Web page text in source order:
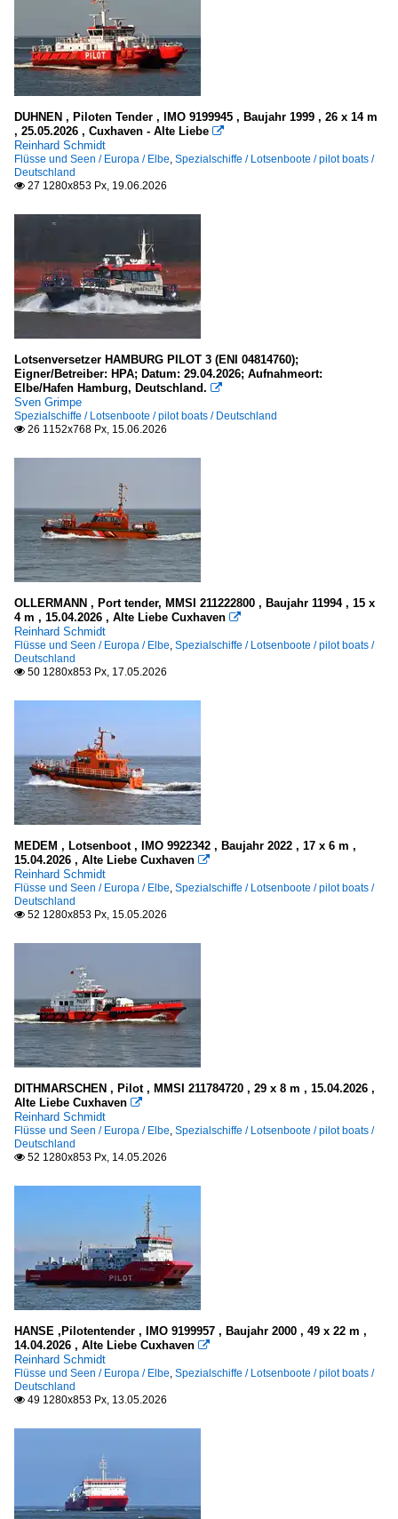
Autotransporter / vehicles carrier
A
D
H
M
P - Q
Containerschiffe
C
E
L
M
S
Fahrgastschiffe
H
Kreuzfahrt-/ Passagierschiffe
C
M
U
B
C
E
F
G
I
K
L
O
R
S
X - Y - Z
Offshore-Versorgungs- und Hilfsschiffe
E
Passagier- und RoRo-Frachtschiffe (Fahrzeugfähren)
A
D
P - Q
STENA ...
Sonstige
DUHNEN , Piloten Tender , IMO 9199945 , Baujahr 1999 , 26 x 14 m
, 25.05.2026 , Cuxhaven - Alte Liebe 
Reinhard Schmidt
Flüsse und Seen / Europa / Elbe, Spezialschiffe / Lotsenboote / pilot boats /
Deutschland
 27 1280x853 Px, 19.06.2026
Lotsenversetzer HAMBURG PILOT 3 (ENI 04814760);
Eigner/Betreiber: HPA; Datum: 29.04.2026; Aufnahmeort:
Elbe/Hafen Hamburg, Deutschland. 
Sven Grimpe
Spezialschiffe / Lotsenboote / pilot boats / Deutschland
 26 1152x768 Px, 15.06.2026
OLLERMANN , Port tender, MMSI 211222800 , Baujahr 11994 , 15 x
4 m , 15.04.2026 , Alte Liebe Cuxhaven 
Reinhard Schmidt
Flüsse und Seen / Europa / Elbe, Spezialschiffe / Lotsenboote / pilot boats /
Deutschland
 50 1280x853 Px, 17.05.2026
MEDEM , Lotsenboot , IMO 9922342 , Baujahr 2022 , 17 x 6 m ,
15.04.2026 , Alte Liebe Cuxhaven 
Reinhard Schmidt
Flüsse und Seen / Europa / Elbe, Spezialschiffe / Lotsenboote / pilot boats /
Deutschland
 52 1280x853 Px, 15.05.2026
DITHMARSCHEN , Pilot , MMSI 211784720 , 29 x 8 m , 15.04.2026 ,
Alte Liebe Cuxhaven 
Reinhard Schmidt
Flüsse und Seen / Europa / Elbe, Spezialschiffe / Lotsenboote / pilot boats /
Deutschland
 52 1280x853 Px, 14.05.2026
HANSE ,Pilotentender , IMO 9199957 , Baujahr 2000 , 49 x 22 m ,
14.04.2026 , Alte Liebe Cuxhaven 
Reinhard Schmidt
Flüsse und Seen / Europa / Elbe, Spezialschiffe / Lotsenboote / pilot boats /
Deutschland
 49 1280x853 Px, 13.05.2026